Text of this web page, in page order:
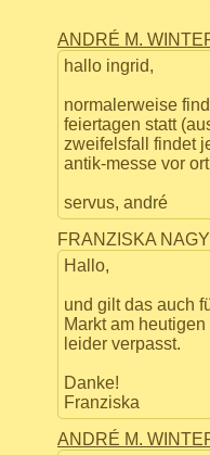
ANDRÉ M.
hallo ingrid,
normalerweise
feiertagen statt
zweifelsfall findet
antik-messe vor
servus, andré
FRANZISKA NAGY
Hallo,
und gilt das auch
Markt am
leider verpasst.
Danke!
Franziska
ANDRÉ M.